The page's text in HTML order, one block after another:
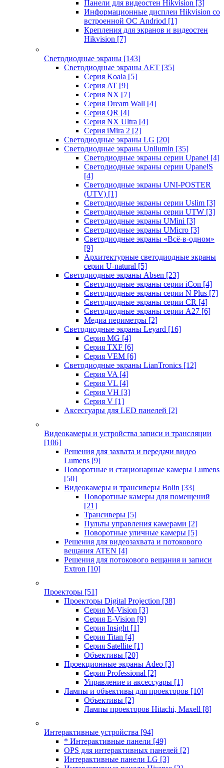
Панели для видеостен Hikvision [3]
Информационные дисплеи Hikvision со
встроенной ОС Andriod [1]
Крепления для экранов и видеостен
Hikvision [7]
Светодиодные экраны [143]
Светодиодные экраны AET [35]
Cерия Koala [5]
Серия AT [9]
Серия NX [7]
Серия Dream Wall [4]
Серия QR [4]
Серия NX Ultra [4]
Серия iMira 2 [2]
Светодиодные экраны LG [20]
Светодиодные экраны Unilumin [35]
Светодиодные экраны серии Upanel [4]
Светодиодные экраны серии UpanelS
[4]
Светодиодные экраны UNI-POSTER
(UTV) [1]
Светодиодные экраны серии Uslim [3]
Светодиодные экраны серии UTW [3]
Светодиодные экраны UMini [3]
Светодиодные экраны UMicro [3]
Светодиодные экраны «Всё-в-одном»
[9]
Архитектурные светодиодные экраны
серии U-natural [5]
Светодиодные экраны Absen [23]
Светодиодные экраны серии iCon [4]
Светодиодные экраны серии N Plus [7]
Светодиодные экраны серии CR [4]
Светодиодные экраны серии А27 [6]
Медиа периметры [2]
Светодиодные экраны Leyard [16]
Серия MG [4]
Серия TXF [6]
Серия VEM [6]
Светодиодные экраны LianTronics [12]
Серия VA [4]
Серия VL [4]
Серия VH [3]
Серия V [1]
Аксессуары для LED панелей [2]
Видеокамеры и устройства записи и трансляции
[106]
Решения для захвата и передачи видео
Lumens [9]
Поворотные и стационарные камеры Lumens
[50]
Видеокамеры и трансиверы Bolin [33]
Поворотные камеры для помещений
[21]
Трансиверы [5]
Пульты управления камерами [2]
Поворотные уличные камеры [5]
Решения для видеозахвата и потокового
вещания ATEN [4]
Решения для потокового вещания и записи
Extron [10]
Проекторы [51]
Проекторы Digital Projection [38]
Серия M-Vision [3]
Серия E-Vision [9]
Серия Insight [1]
Серия Titan [4]
Серия Satellite [1]
Объективы [20]
Проекционные экраны Adeo [3]
Серия Professional [2]
Управление и аксессуары [1]
Лампы и объективы для проекторов [10]
Объективы [2]
Лампы проекторов Hitachi, Maxell [8]
Интерактивные устройства [94]
* Интерактивные панели [49]
OPS для интерактивных панелей [2]
Интерактивные панели LG [3]